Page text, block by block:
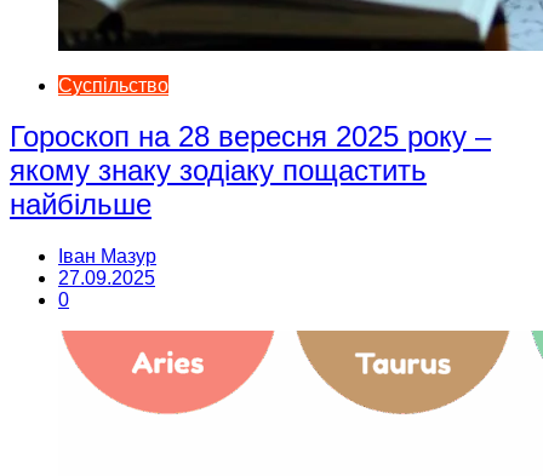
Суспільство
Гороскоп на 28 вересня 2025 року –
якому знаку зодіаку пощастить
найбільше
Іван Мазур
27.09.2025
0